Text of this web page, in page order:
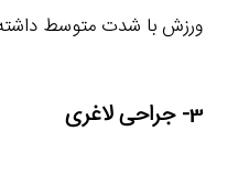
ورزش با شدت متوسط
3- جراحی لاغری